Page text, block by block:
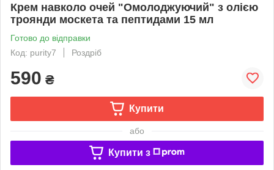
Крем навколо очей "Омолоджуючий" з олією
троянди москета та пептидами 15 мл
Готово до відправки
Код: purity7
Роздріб
590 ₴
Купити
або
Купити з